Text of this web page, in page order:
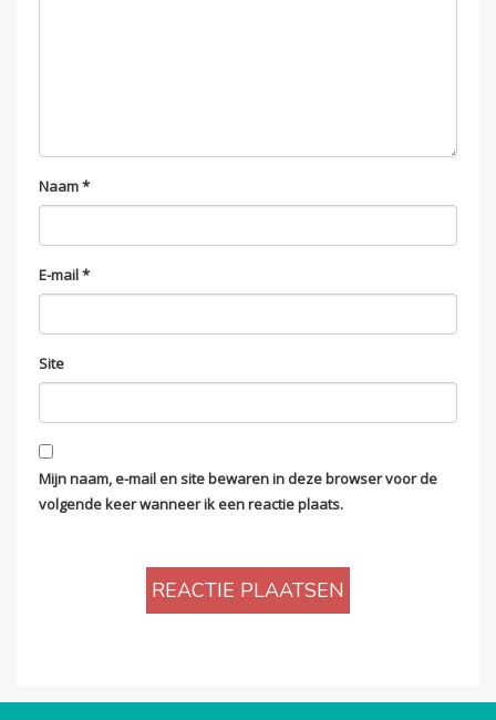
Naam*
E-mail*
Site
Mijn naam, e-mail en site bewaren in deze browser voor de
volgende keer wanneer ik een reactie plaats.